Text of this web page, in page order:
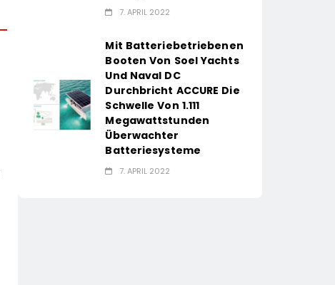
7. APRIL 2022
Mit Batteriebetriebenen
Booten Von Soel Yachts
Und Naval DC
Durchbricht ACCURE Die
Schwelle Von 1.111
Megawattstunden
Überwachter
Batteriesysteme
7. APRIL 2022